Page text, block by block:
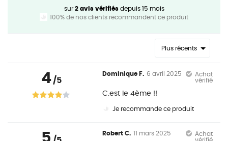
sur2 avis vérifiés depuis 15 mois
100% de nos clients recommandent ce produit
Plus récents
4/5
Dominique F. 6 avril 2025
Achat
vérifié
C.est le 4ème !!
Je recommande ce produit
5 Robert C. 11 mars 2025
Achat